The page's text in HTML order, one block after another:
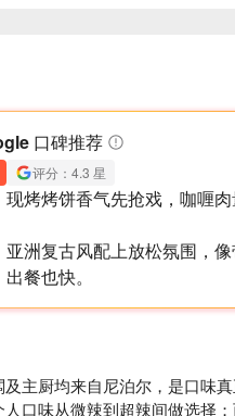
口碑推荐
评分：4.3 星
现烤烤饼香气先抢戏，咖喱
亚洲复古风配上放松氛围，
餐也快。
及主厨均来自尼泊尔，是口味
口味从微辣到超辣间做选择